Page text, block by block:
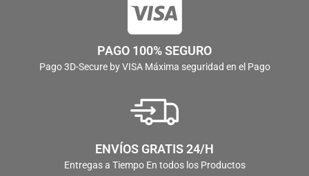
PAGO 100% SEGURO
Pago 3D-Secure by VISA Máxima seguridad en el Pago
ENVÍOS GRATIS 24/H
Entregas a Tiempo En todos los Productos